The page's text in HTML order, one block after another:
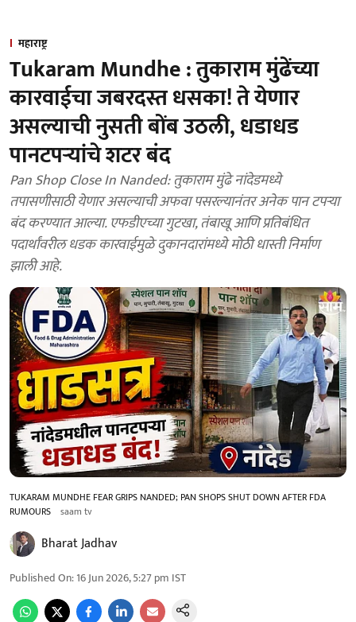
महाराष्ट्र
Tukaram Mundhe : तुकाराम मुंढेंच्या
कारवाईचा जबरदस्त धसका! ते येणार
असल्याची नुसती बोंब उठली, धडाधड
पानटपऱ्यांचे शटर बंद
Pan Shop Close In Nanded: तुकाराम मुंढे नांदेडमध्ये
तपासणीसाठी येणार असल्याची अफवा पसरल्यानंतर अनेक पान टपऱ्या
बंद करण्यात आल्या. एफडीएच्या गुटखा, तंबाखू आणि प्रतिबंधित
पदार्थांवरील धडक कारवाईमुळे दुकानदारांमध्ये मोठी धास्ती निर्माण
झाली आहे.
TUKARAM MUNDHE FEAR GRIPS NANDED; PAN SHOPS SHUT DOWN AFTER FDA
RUMOURS saam tv
Bharat Jadhav
Published On:16 Jun 2026, 5:27 pm IST